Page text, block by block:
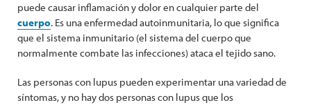
puede causar inflamación y dolor en cualquier parte del
cuerpo. Es una enfermedad autoinmunitaria, lo que significa
que el sistema inmunitario (el sistema del cuerpo que
normalmente combate las infecciones) ataca el tejido sano.
Las personas con lupus pueden experimentar una variedad de
síntomas, y no hay dos personas con lupus que los